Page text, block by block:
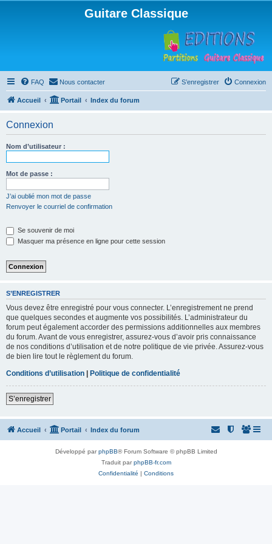
Guitare Classique
FAQ Nous contacter Connexion
S’enregistrer
Accueil Portail Index du forum
Connexion
Nom d’utilisateur :
Mot de passe :
J’ai oublié mon mot de passe
Renvoyer le courriel de confirmation
Se souvenir de moi
Masquer ma présence en ligne pour cette session
S’ENREGISTRER
Vous devez être enregistré pour vous connecter. L’enregistrement ne prend
que quelques secondes et augmente vos possibilités. L’administrateur du
forum peut également accorder des permissions additionnelles aux membres
du forum. Avant de vous enregistrer, assurez-vous d’avoir pris connaissance
de nos conditions d’utilisation et de notre politique de vie privée. Assurez-vous
de bien lire tout le règlement du forum.
Conditions d’utilisation | Politique de confidentialité
S’enregistrer
Accueil Portail Index du forum
Développé parphpBB® Forum Software © phpBB Limited
Traduit parphpBB-fr.com
Confidentialité | Conditions